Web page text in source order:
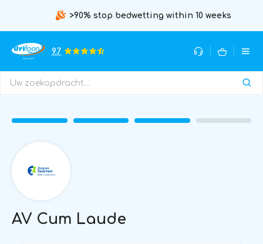
>90% stop bedwetting within 10 weeks
9.7
AV Cum Laude